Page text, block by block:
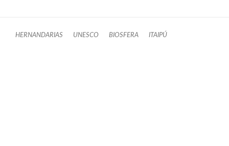
HERNANDARIAS UNESCO BIOSFERA ITAIPÚ